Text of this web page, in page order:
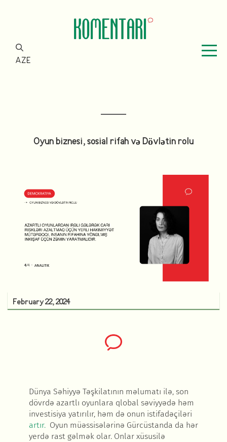
AZE
Oyun biznesi, sosial rifah və Dövlətin rolu
February 22, 2024
Dünya Səhiyyə Təşkilatının məlumatı ilə, son
dövrdə azartlı oyunlara qlobal səviyyədə həm
investisiya yatırılır, həm də onun istifadəçiləri
artır.Oyun müəssisələrinə Gürcüstanda da hər
yerdə rast gəlmək olar. Onlar xüsusilə